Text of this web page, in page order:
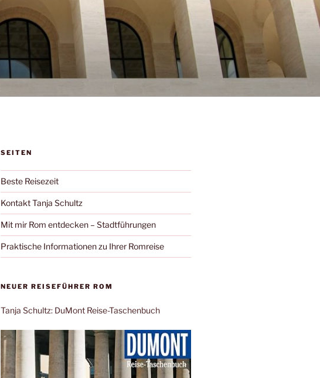
SEITEN
Beste Reisezeit
Kontakt Tanja Schultz
Mit mir Rom entdecken – Stadtführungen
Praktische Informationen zu Ihrer Romreise
NEUER REISEFÜHRER ROM
Tanja Schultz: DuMont Reise-Taschenbuch